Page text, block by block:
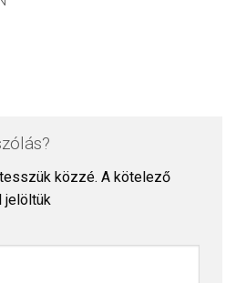
közzé. A kötelező
jelöltük